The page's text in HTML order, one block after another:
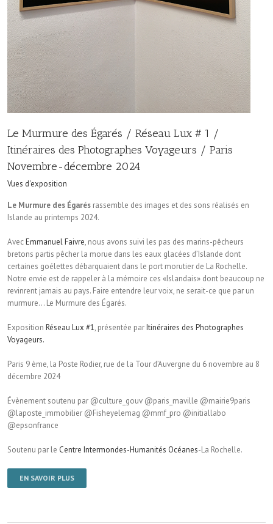
Le Murmure des Égarés / Réseau Lux # 1 /
Itinéraires des Photographes Voyageurs / Paris
Novembre-décembre 2024
Vues d'exposition
Le Murmure des Égarés rassemble des images et des sons réalisés en
Islande au printemps 2024.
AvecEmmanuel Faivre, nous avons suivi les pas des marins-pêcheurs
bretons partis pêcher la morue dans les eaux glacées d’Islande dont
certaines goélettes débarquaient dans le port morutier de La Rochelle.
Notre envie est de rappeler à la mémoire ces «Islandais» dont beaucoup ne
revinrent jamais au pays. Faire entendre leur voix, ne serait-ce que par un
murmure… Le Murmure des Égarés.
Exposition Réseau Lux #1, présentée parItinéraires des Photographes
Voyageurs.
Paris 9 ème, la Poste Rodier, rue de la Tour d’Auvergne du 6 novembre au 8
décembre 2024
Évènement soutenu par @culture_gouv @paris_maville @mairie9paris
@laposte_immobilier @Fisheyelemag @mmf_pro @initiallabo
@epsonfrance
Soutenu par le Centre Intermondes-Humanités Océanes-La Rochelle.
EN SAVOIR PLUS